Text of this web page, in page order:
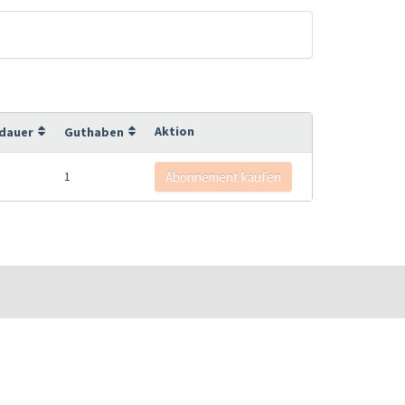
Guthaben Aktion
1 Abonnement kaufen